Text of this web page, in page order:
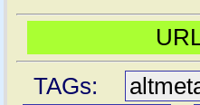
TAGs: